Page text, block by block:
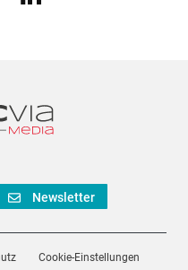
Newsletter
Cookie-Einstellungen